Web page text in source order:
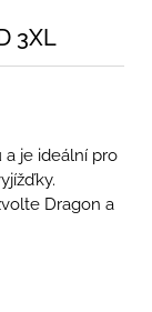
3XL
a je ideální pro
Dragon a